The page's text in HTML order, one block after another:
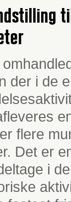
der i de
flere
Det er
i